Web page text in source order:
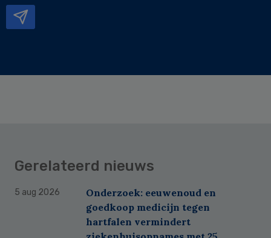
Gerelateerd nieuws
5 aug 2026
Onderzoek: eeuwenoud en
goedkoop medicijn tegen
hartfalen vermindert